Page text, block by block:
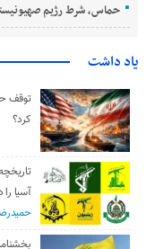
حماس، شرط رژیم
یاد داشت
توقف
کرد؟
آسیا